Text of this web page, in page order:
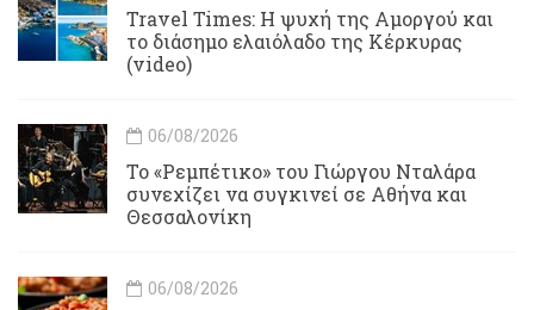
Travel Times: H ψυχή της Αμοργού και
το διάσημο ελαιόλαδο της Κέρκυρας
(video)
06/08/2026
Το «Ρεμπέτικο» του Γιώργου Νταλάρα
συνεχίζει να συγκινεί σε Αθήνα και
Θεσσαλονίκη
06/08/2026